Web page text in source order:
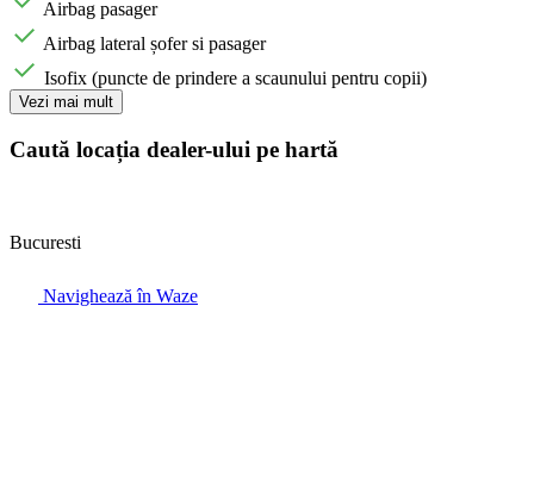
Airbag pasager
Airbag lateral șofer si pasager
Isofix (puncte de prindere a scaunului pentru copii)
Vezi mai mult
Caută locația dealer-ului pe hartă
Bucuresti
Navighează în Waze